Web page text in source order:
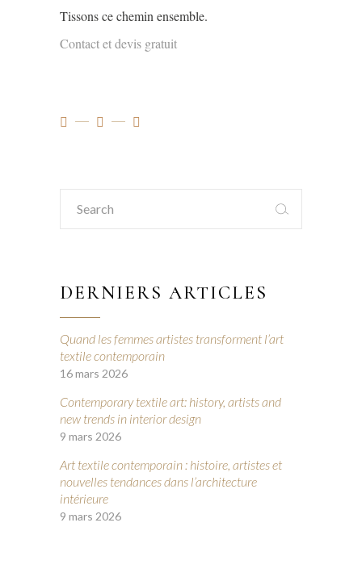
Tissons ce chemin ensemble.
Contact et devis gratuit
Search
for:
DERNIERS ARTICLES
Quand les femmes artistes transforment l’art
textile contemporain
16 mars 2026
Contemporary textile art: history, artists and
new trends in interior design
9 mars 2026
Art textile contemporain : histoire, artistes et
nouvelles tendances dans l’architecture
intérieure
9 mars 2026